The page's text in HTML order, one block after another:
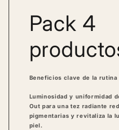
Pack 4
Beneficios clave de la rutina
Luminosidad y uniformidad
Out para una tez radiante
pigmentarias y revitaliza la
piel.